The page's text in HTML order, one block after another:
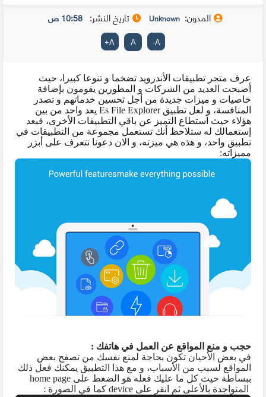
المدون: Unknown تاريخ النشر: 10:58 ص
A
-
A
A
+
عرف متجر تطبيقات الأندرويد تضخما و تنوعا كبيرا، حيث
أصبحت العديد من الشركات و المطورين يقومون بإضافة
خاصيات و ميزات جديدة من أجل تحسين خدماتهم و تصدر
المنافسة، و لعل تطبيقEs File Explorer يعد واحد من بين
هؤلاء حيث استطاع التميز عن باقي التطبيقات الأخرى، فبعد
إستعمالك له ستلاحظ أنك تستعمل مجموعة من التطبيقات في
تطبيق واحد، و هذه هي ميزته، و الان دعونا نتعرف على أبزر
مميزاته:
حجب و منع المواقع عن العمل في هاتفك :
في بعض الأحيان تكون بحاجة لمنع نفسك من تصفح بعض
المواقع لسبب من الأسباب، و مع هذا التطبيق يمكنك فعل ذلك
ببساطة حيث كل ما عليك فعله هو الضغط علىhome page
المتواجدة بالأعلى ثم انقر علىdevice كما في الصورة :